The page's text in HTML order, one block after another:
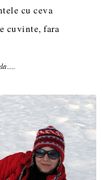
cu ceva
cuvinte, fara